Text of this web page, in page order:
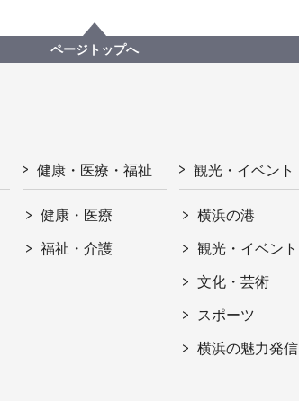
ページトップへ
健康・医療・福祉
健康・医療
福祉・介護
観光・イベント
横浜の港
観光・イベント
文化・芸術
スポーツ
横浜の魅力発信